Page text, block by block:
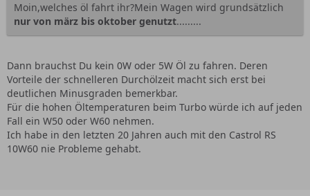
Moin,welches öl fahrt ihr?Mein Wagen wird grundsätzlich
nur von märz bis oktober genutzt.........
Dann brauchst Du kein 0W oder 5W Öl zu fahren. Deren
Vorteile der schnelleren Durchölzeit macht sich erst bei
deutlichen Minusgraden bemerkbar.
Für die hohen Öltemperaturen beim Turbo würde ich auf jeden
Fall ein W50 oder W60 nehmen.
Ich habe in den letzten 20 Jahren auch mit den Castrol RS
10W60 nie Probleme gehabt.